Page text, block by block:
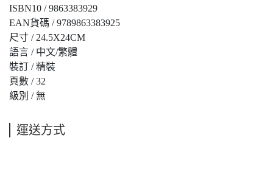
ISBN10 / 9863383929
EAN貨碼 / 9789863383925
尺寸 / 24.5X24CM
語言 / 中文/繁體
裝訂 / 精裝
頁數 / 32
級別 / 無
運送方式